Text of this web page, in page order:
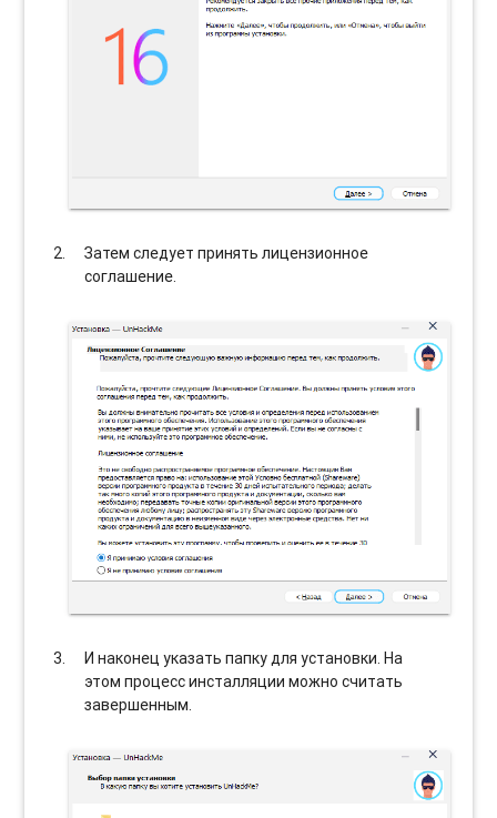
Затем следует принять лицензионное
соглашение.
И наконец указать папку для установки. На
этом процесс инсталляции можно считать
завершенным.